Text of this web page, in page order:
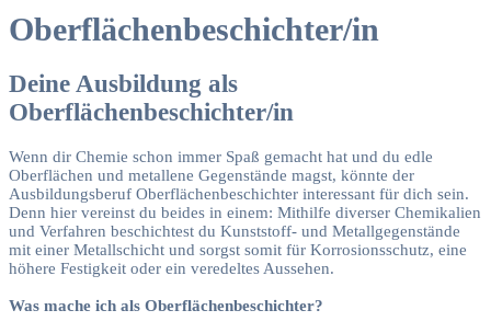
Oberflächenbeschichter/in
Deine Ausbildung als
Oberflächenbeschichter/in
Wenn dir Chemie schon immer Spaß gemacht hat und du edle
Oberflächen und metallene Gegenstände magst, könnte der
Ausbildungsberuf Oberflächenbeschichter interessant für dich sein.
Denn hier vereinst du beides in einem: Mithilfe diverser Chemikalien
und Verfahren beschichtest du Kunststoff- und Metallgegenstände
mit einer Metallschicht und sorgst somit für Korrosionsschutz, eine
höhere Festigkeit oder ein veredeltes Aussehen.
Was mache ich als Oberflächenbeschichter?